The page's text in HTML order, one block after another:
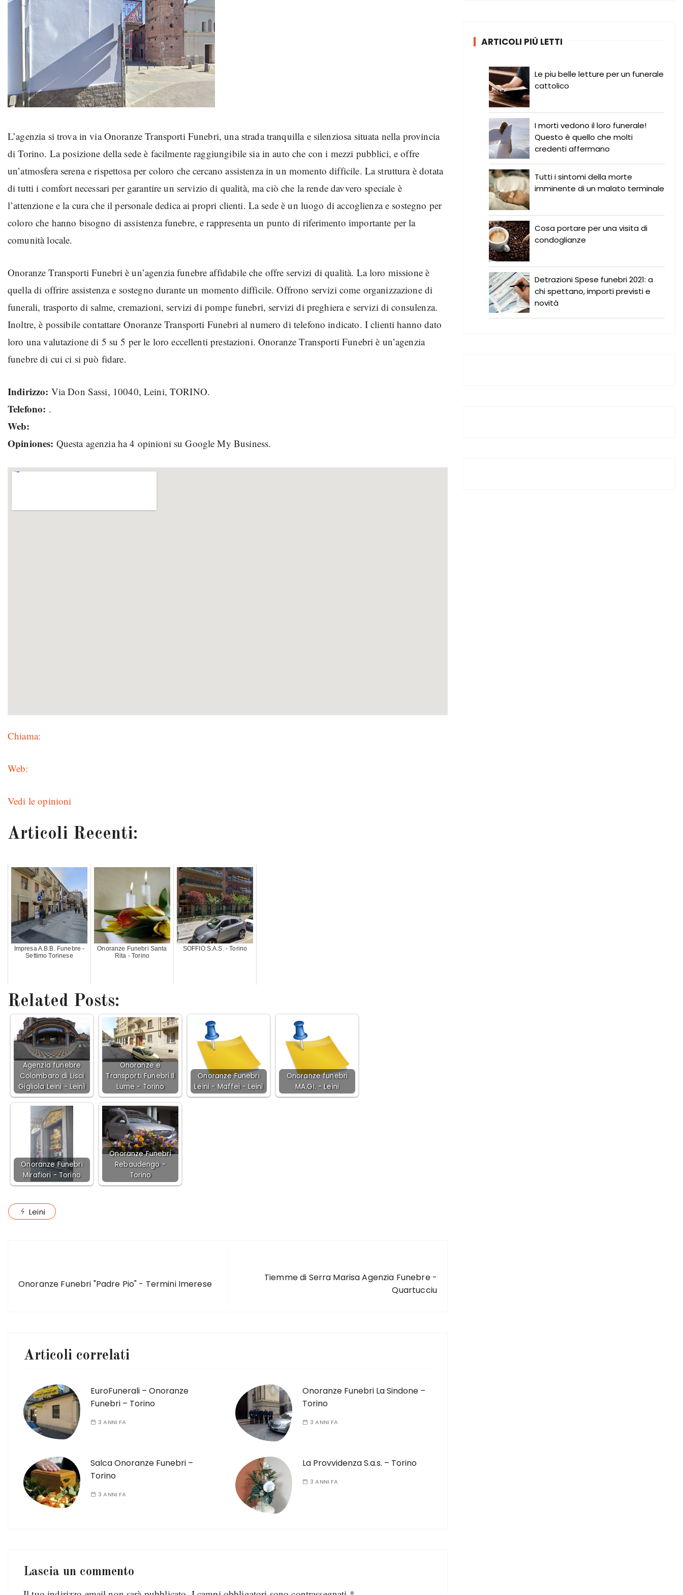
L’agenzia si trova in via Onoranze Transporti Funebri, una strada tranquilla e silenziosa situata nella provincia
di Torino. La posizione della sede è facilmente raggiungibile sia in auto che con i mezzi pubblici, e offre
un’atmosfera serena e rispettosa per coloro che cercano assistenza in un momento difficile. La struttura è dotata
di tutti i comfort necessari per garantire un servizio di qualità, ma ciò che la rende davvero speciale è
l’attenzione e la cura che il personale dedica ai propri clienti. La sede è un luogo di accoglienza e sostegno per
coloro che hanno bisogno di assistenza funebre, e rappresenta un punto di riferimento importante per la
comunità locale.
Onoranze Transporti Funebri è un’agenzia funebre affidabile che offre servizi di qualità. La loro missione è
quella di offrire assistenza e sostegno durante un momento difficile. Offrono servizi come organizzazione di
funerali, trasporto di salme, cremazioni, servizi di pompe funebri, servizi di preghiera e servizi di consulenza.
Inoltre, è possibile contattare Onoranze Transporti Funebri al numero di telefono indicato. I clienti hanno dato
loro una valutazione di 5 su 5 per le loro eccellenti prestazioni. Onoranze Transporti Funebri è un’agenzia
funebre di cui ci si può fidare.
Indirizzo: Via Don Sassi, 10040, Leini, TORINO.
Telefono: .
Web:
Opiniones: Questa agenzia ha 4 opinioni su Google My Business.
Chiama:
Web:
Vedi le opinioni
Articoli Recenti:
Impresa A.B.B. Funebre -
Settimo Torinese
Onoranze Funebri Santa
Rita - Torino
SOFFIO S.A.S. - Torino
Related Posts:
Agenzia funebre
Colombaro di Lisci
Gigliola Leini - Leinì
Onoranze e
Transporti Funebri Il
Lume - Torino
Onoranze Funebri
Leini - Maffei - Leini
Onoranze funebri
MA.GI. - Leini
Onoranze Funebri
Mirafiori - Torino
Onoranze Funebri
Rebaudengo -
Torino
Leini
Onoranze Funebri "Padre Pio" - Termini Imerese
Tiemme di Serra Marisa Agenzia Funebre -
Quartucciu
Articoli correlati
EuroFunerali – Onoranze
Funebri – Torino
3 ANNI FA
Onoranze Funebri La Sindone –
Torino
3 ANNI FA
Salca Onoranze Funebri –
Torino
3 ANNI FA
La Provvidenza S.a.s. – Torino
3 ANNI FA
Lascia un commento
ARTICOLI PIÙ LETTI
Le piu belle letture per un funerale
cattolico
I morti vedono il loro funerale!
Questo è quello che molti
credenti affermano
Tutti i sintomi della morte
imminente di un malato terminale
Cosa portare per una visita di
condoglianze
Detrazioni Spese funebri 2021: a
chi spettano, importi previsti e
novità